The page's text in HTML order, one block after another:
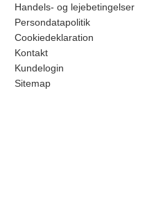
Handels- og lejebetingelser
Persondatapolitik
Cookiedeklaration
Kontakt
Kundelogin
Sitemap